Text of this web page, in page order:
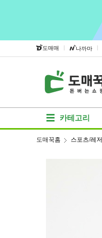
도매매 | 나까마 |
카테고리
도매꾹홈 스포츠/레저